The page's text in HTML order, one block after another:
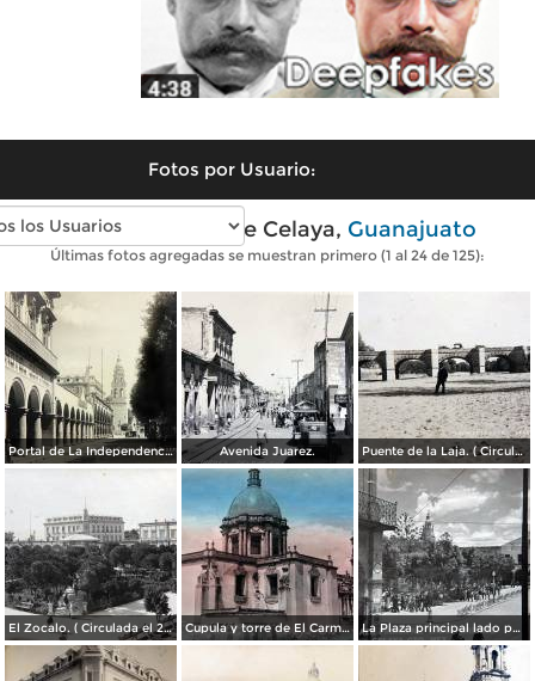
Fotos por Usuario:
Fotos antiguas de Celaya, Guanajuato
Últimas fotos agregadas se muestran primero (1 al 24 de 125):
Portal de La Independencia. Avenida Juarez. Puente de la Laja. ( Circulada el 23 de Junio de 1909 ).
El Zocalo. ( Circulada el 23 de Junio de 1909 ). Cupula y torre de El Carmen. ( Circulada el 22 de Agosto de 1943 ). La Plaza principal lado poniente.